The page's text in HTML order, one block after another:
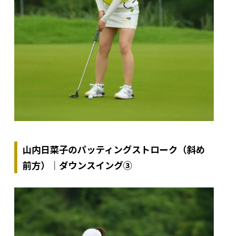
山内日菜子のパッティングストローク（斜め
前方）｜ダウンスイング③